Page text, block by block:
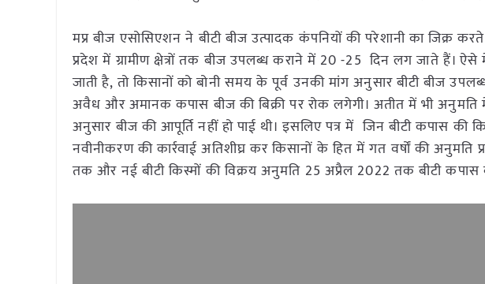
मप्र बीज एसोसिएशन ने बीटी बीज उत्पादक कंपनियों की परेशानी का जिक्र
प्रदेश में ग्रामीण क्षेत्रों तक बीज उपलब्ध कराने में 20 -25 दिन लग जाते हैं।
जाती है, तो किसानों को बोनी समय के पूर्व उनकी मांग अनुसार बीटी बीज
अवैध और अमानक कपास बीज की बिक्री पर रोक लगेगी। अतीत में भी अनुमति
अनुसार बीज की आपूर्ति नहीं हो पाई थी। इसलिए पत्र में जिन बीटी कपास की
नवीनीकरण की कार्रवाई अतिशीघ्र कर किसानों के हित में गत वर्षों की अनुमति
तक और नई बीटी किस्मों की विक्रय अनुमति 25 अप्रैल 2022 तक बीटी